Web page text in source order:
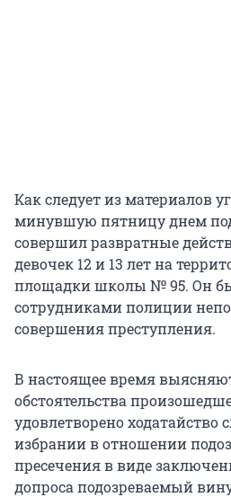
Как следует из материалов
минувшую пятницу днем
совершил развратные
девочек 12 и 13 лет на
площадки школы № 95. Он
сотрудниками полиции
совершения преступления.
В настоящее время
обстоятельства
удовлетворено ходатайство
избрании в отношении
пресечения в виде
допроса подозреваемый